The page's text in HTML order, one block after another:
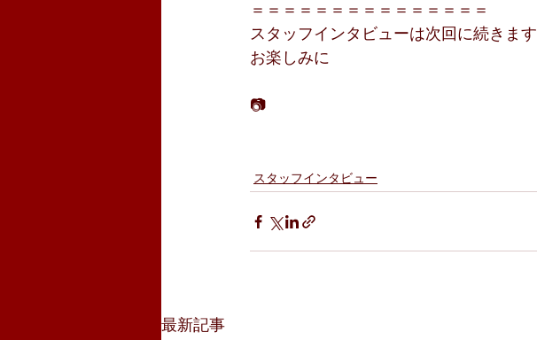
＝＝＝＝＝＝＝＝＝＝＝＝＝＝＝
スタッフインタビューは次回に続きます
お楽しみに
📷
スタッフインタビュー
最新記事